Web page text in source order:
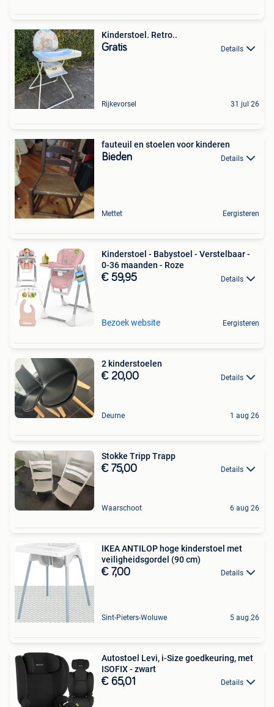
Kinderstoel. Retro..
Gratis Details
Rijkevorsel 31 jul 26
fauteuil en stoelen voor kinderen
Bieden Details
Mettet Eergisteren
Kinderstoel - Babystoel - Verstelbaar -
0-36 maanden - Roze
€ 59,95 Details
Bezoek website Eergisteren
2 kinderstoelen
€ 20,00 Details
Deurne 1 aug 26
Stokke Tripp Trapp
€ 75,00 Details
Waarschoot 6 aug 26
IKEA ANTILOP hoge kinderstoel met
veiligheidsgordel (90 cm)
€ 7,00 Details
Sint-Pieters-Woluwe 5 aug 26
Autostoel Levi, i-Size goedkeuring, met
ISOFIX - zwart
€ 65,01 Details